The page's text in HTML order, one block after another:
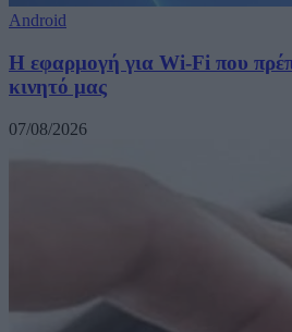
Android
Η εφαρμογή για Wi-Fi που
κινητό μας
07/08/2026